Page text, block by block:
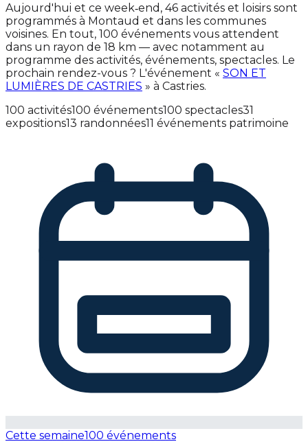
Aujourd'hui et ce week‑end, 46 activités et loisirs sont
programmés à Montaud et dans les communes
voisines. En tout, 100 événements vous attendent
dans un rayon de 18 km — avec notamment au
programme des activités, événements, spectacles. Le
prochain rendez-vous ? L'événement « SON ET
LUMIÈRES DE CASTRIES » à Castries.
100 activités100 événements100 spectacles31
expositions13 randonnées11 événements patrimoine
Cette semaine100 événements